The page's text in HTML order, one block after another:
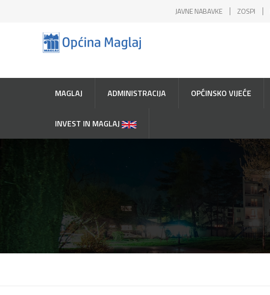
JAVNE NABAVKE ZOSPI
MAGLAJ ADMINISTRACIJA OPĆINSKO VIJEĆE
INVEST IN MAGLAJ